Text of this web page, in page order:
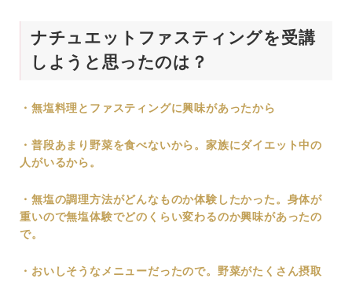
ナチュエットファスティングを受講
しようと思ったのは？
・無塩料理とファスティングに興味があったから
・普段あまり野菜を食べないから。家族にダイエット中の
人がいるから。
・無塩の調理方法がどんなものか体験したかった。身体が
重いので無塩体験でどのくらい変わるのか興味があったの
で。
・おいしそうなメニューだったので。野菜がたくさん摂取